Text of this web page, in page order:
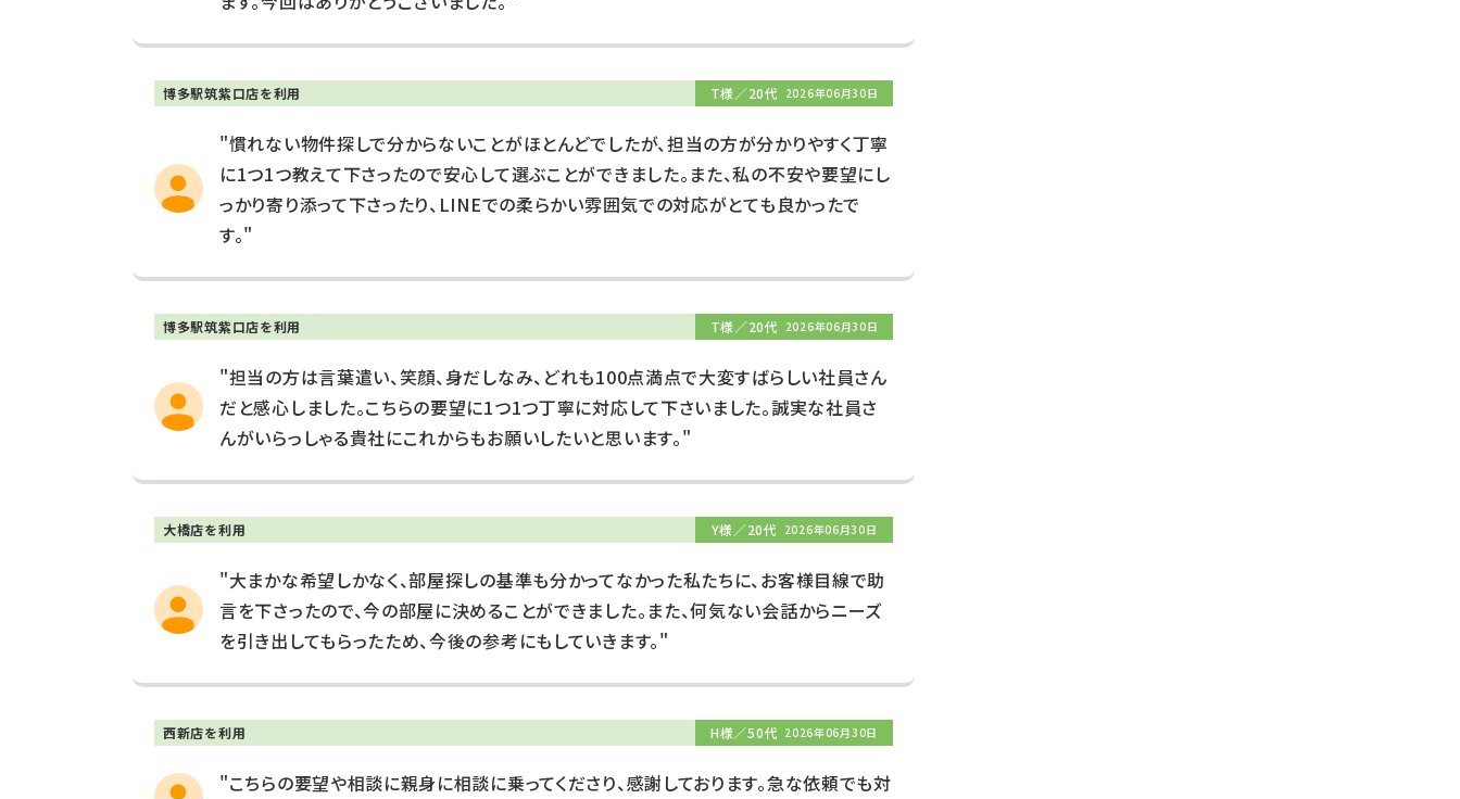
博多駅筑紫口店を利用 T様／20代 2026年06月30日
"慣れない物件探しで分からないことがほとんどでしたが、担当の方が分かりやすく丁寧
に1つ1つ教えて下さったので安心して選ぶことができました。また、私の不安や要望にし
っかり寄り添って下さったり、LINEでの柔らかい雰囲気での対応がとても良かったで
す。"
博多駅筑紫口店を利用 T様／20代 2026年06月30日
"担当の方は言葉遣い、笑顔、身だしなみ、どれも100点満点で大変すばらしい社員さん
だと感心しました。こちらの要望に1つ1つ丁寧に対応して下さいました。誠実な社員さ
んがいらっしゃる貴社にこれからもお願いしたいと思います。"
大橋店を利用 Y様／20代 2026年06月30日
"大まかな希望しかなく、部屋探しの基準も分かってなかった私たちに、お客様目線で助
言を下さったので、今の部屋に決めることができました。また、何気ない会話からニーズ
を引き出してもらったため、今後の参考にもしていきます。"
西新店を利用 H様／50代 2026年06月30日
"こちらの要望や相談に親身に相談に乗ってくださり、感謝しております。急な依頼でも対